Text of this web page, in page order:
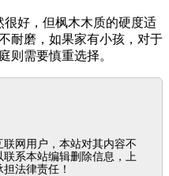
很好，但枫木木质的硬度适
耐磨，如果家有小孩，对于
则需要慎重选择。
网用户，本站对其内容不
系本站编辑删除信息，上
法律责任！